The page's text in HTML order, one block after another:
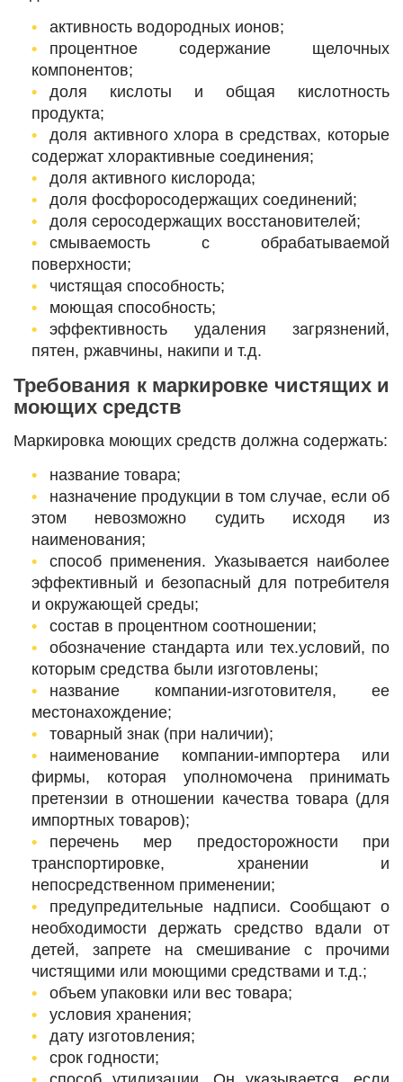
активность водородных ионов;
процентное содержание щелочных
компонентов;
доля кислоты и общая кислотность
продукта;
доля активного хлора в средствах, которые
содержат хлорактивные соединения;
доля активного кислорода;
доля фосфоросодержащих соединений;
доля серосодержащих восстановителей;
смываемость с обрабатываемой
поверхности;
чистящая способность;
моющая способность;
эффективность удаления загрязнений,
пятен, ржавчины, накипи и т.д.
Требования к маркировке чистящих и
моющих средств
Маркировка моющих средств должна содержать:
название товара;
назначение продукции в том случае, если об
этом невозможно судить исходя из
наименования;
способ применения. Указывается наиболее
эффективный и безопасный для потребителя
и окружающей среды;
состав в процентном соотношении;
обозначение стандарта или тех.условий, по
которым средства были изготовлены;
название компании-изготовителя, ее
местонахождение;
товарный знак (при наличии);
наименование компании-импортера или
фирмы, которая уполномочена принимать
претензии в отношении качества товара (для
импортных товаров);
перечень мер предосторожности при
транспортировке, хранении и
непосредственном применении;
предупредительные надписи. Сообщают о
необходимости держать средство вдали от
детей, запрете на смешивание с прочими
чистящими или моющими средствами и т.д.;
объем упаковки или вес товара;
условия хранения;
дату изготовления;
срок годности;